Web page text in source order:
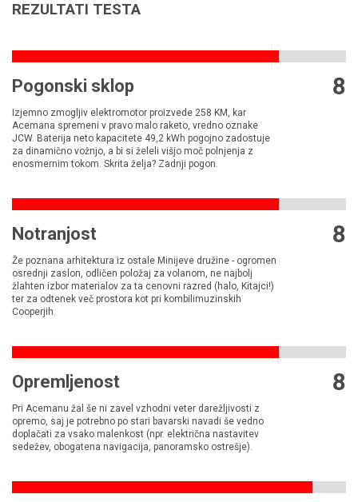
REZULTATI TESTA
Pogonski sklop
Izjemno zmogljiv elektromotor proizvede 258 KM, kar
Acemana spremeni v pravo malo raketo, vredno oznake
JCW. Baterija neto kapacitete 49,2 kWh pogojno zadostuje
za dinamično vožnjo, a bi si želeli višjo moč polnjenja z
enosmernim tokom. Skrita želja? Zadnji pogon.
8
Notranjost
Že poznana arhitektura iz ostale Minijeve družine - ogromen
osrednji zaslon, odličen položaj za volanom, ne najbolj
žlahten izbor materialov za ta cenovni razred (halo, Kitajci!)
ter za odtenek več prostora kot pri kombilimuzinskih
Cooperjih.
8
Opremljenost
Pri Acemanu žal še ni zavel vzhodni veter darežljivosti z
opremo, saj je potrebno po stari bavarski navadi še vedno
doplačati za vsako malenkost (npr. električna nastavitev
sedežev, obogatena navigacija, panoramsko ostrešje).
8